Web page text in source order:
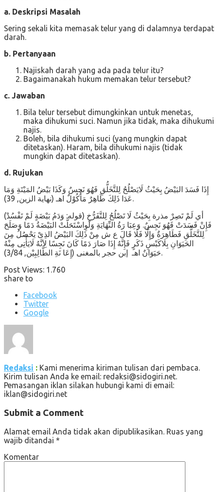
a. Deskripsi Masalah
Sering sekali kita memasak telur yang di dalamnya terdapat
darah.
b. Pertanyaan
Najiskah darah yang ada pada telur itu?
Bagaimanakah hukum memakan telur tersebut?
c. Jawaban
Bila telur tersebut dimungkinkan untuk menetas,
maka dihukumi suci. Namun jika tidak, maka dihukumi
najis.
Boleh, bila dihukumi suci (yang mungkin dapat
ditetaskan). Haram, bila dihukumi najis (tidak
mungkin dapat ditetaskan).
d. Rujukan
إِذَا فَسَدَ البَيْضُ بِحَيْثُ لَايَصْلُحُ لِلتَّخَلُّقِ فَهُوَ نَجِسٌ وَكَذَا بَيْضُ المَيْتَةِ وَمَا
عَدَا ذَلِكَ طَاهِرٌ مَأْكُوْلٌ اهـ (نهاية الزين, 39).
(قوله: وَدَمُ بَيْضَةٍ لَمْ تَفْسُدْ) أي لَمْ تَصِرْ مذرة بِحَيْثُ لَا تَصْلُحُ لِلتَّفَرُّخِ
فَإِنْ فَسَدَتْ فَهُوَ نَجِسٌ. وَعِبَا رَةُ النِّهَايَةِ وَلَوِاسْتَحَلَّتْ البَيْضَةُ دَمًا وَصَلَحَ
لِلتَّخَلُّقِ فَطَاهِرَةٌ وَإِلَّا فَلَا قَالَ ع ش مِنْ ذَلِكَ البَيْضُ الذِىْ يَحْصُلُ مِنَ
الحَيَوَانِ بِلَاكَبْسِ ذَكَرٍ فَإِنَّهُ إِذَا صَارَ دَمًا كَانَ نَجِسًا لِاَنَّهُ لَايَأْتِى مِنْهُ
حَيَوَانٌ اهـ إبن حجر بالمغنى (إِعَا نَةِ الطَّالِبِيْن, 3/84).
Post Views: 1.760
share to
Facebook
Twitter
Google
Redaksi : Kami menerima kiriman tulisan dari pembaca.
Kirim tulisan Anda ke email: redaksi@sidogiri.net.
Pemasangan iklan silakan hubungi kami di email:
iklan@sidogiri.net
Submit a Comment
Alamat email Anda tidak akan dipublikasikan. Ruas yang
wajib ditandai *
Komentar